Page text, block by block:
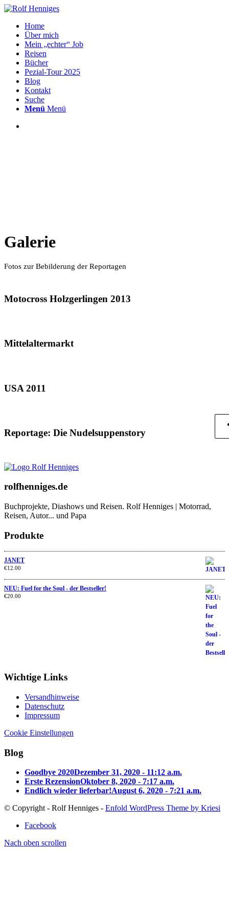
Home
Über mich
Mein „echter“ Job
Reisen
Bücher
Pezial-Tour 2025
Blog
Kontakt
Suche
Menü Menü
Galerie
Fotos zur Bebilderung der Reportagen
Motocross Holzgerlingen 2013
Mittelaltermarkt
USA 2011
Reportage: Die Nudelsuppenstory
rolfhenniges.de
Buchprojekte, Diashows und Reisen. Rolf Henniges | Motorrad,
Reisen, Autor... und Papa
Produkte
JANET
€12.00
NEU: Fuel for the Soul - der Bestseller!
€20.00
Wichtige Links
Versandhinweise
Datenschutz
Impressum
Cookie Einstellungen
Blog
Goodbye 2020Dezember 31, 2020 - 11:12 a.m.
Erste RezensionOktober 8, 2020 - 7:17 a.m.
Endlich wieder lieferbar!August 6, 2020 - 7:21 a.m.
© Copyright - Rolf Henniges - Enfold WordPress Theme by Kriesi
Facebook
Nach oben scrollen